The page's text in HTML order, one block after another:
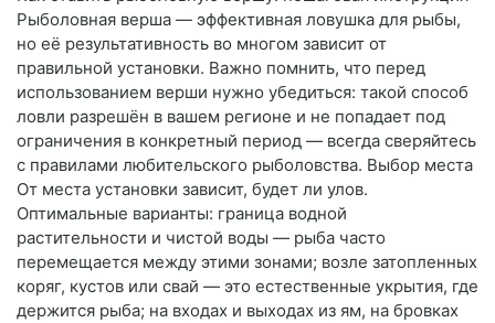
Рыболовная верша — эффективная ловушка для рыбы,
но её результативность во многом зависит от
правильной установки. Важно помнить, что перед
использованием верши нужно убедиться: такой способ
ловли разрешён в вашем регионе и не попадает под
ограничения в конкретный период — всегда сверяйтесь
с правилами любительского рыболовства. Выбор места
От места установки зависит, будет ли улов.
Оптимальные варианты: граница водной
растительности и чистой воды — рыба часто
перемещается между этими зонами; возле затопленных
коряг, кустов или свай — это естественные укрытия, где
держится рыба; на входах и выходах из ям, на бровках